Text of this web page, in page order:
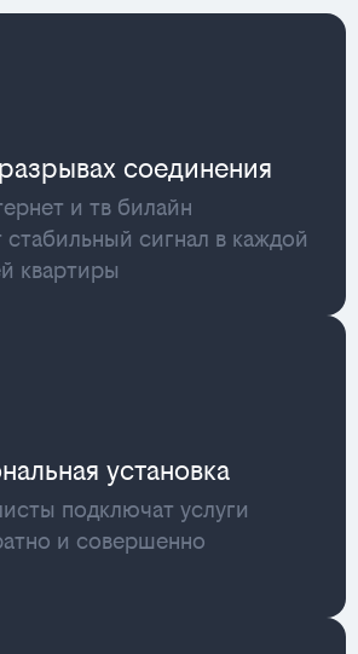
соединения
и тв билайн
стабильный сигнал в каждой
квартиры
установка
подключат услуги
и совершенно